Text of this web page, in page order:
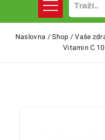
Naslovna /Shop/Vaše
Vitamin C